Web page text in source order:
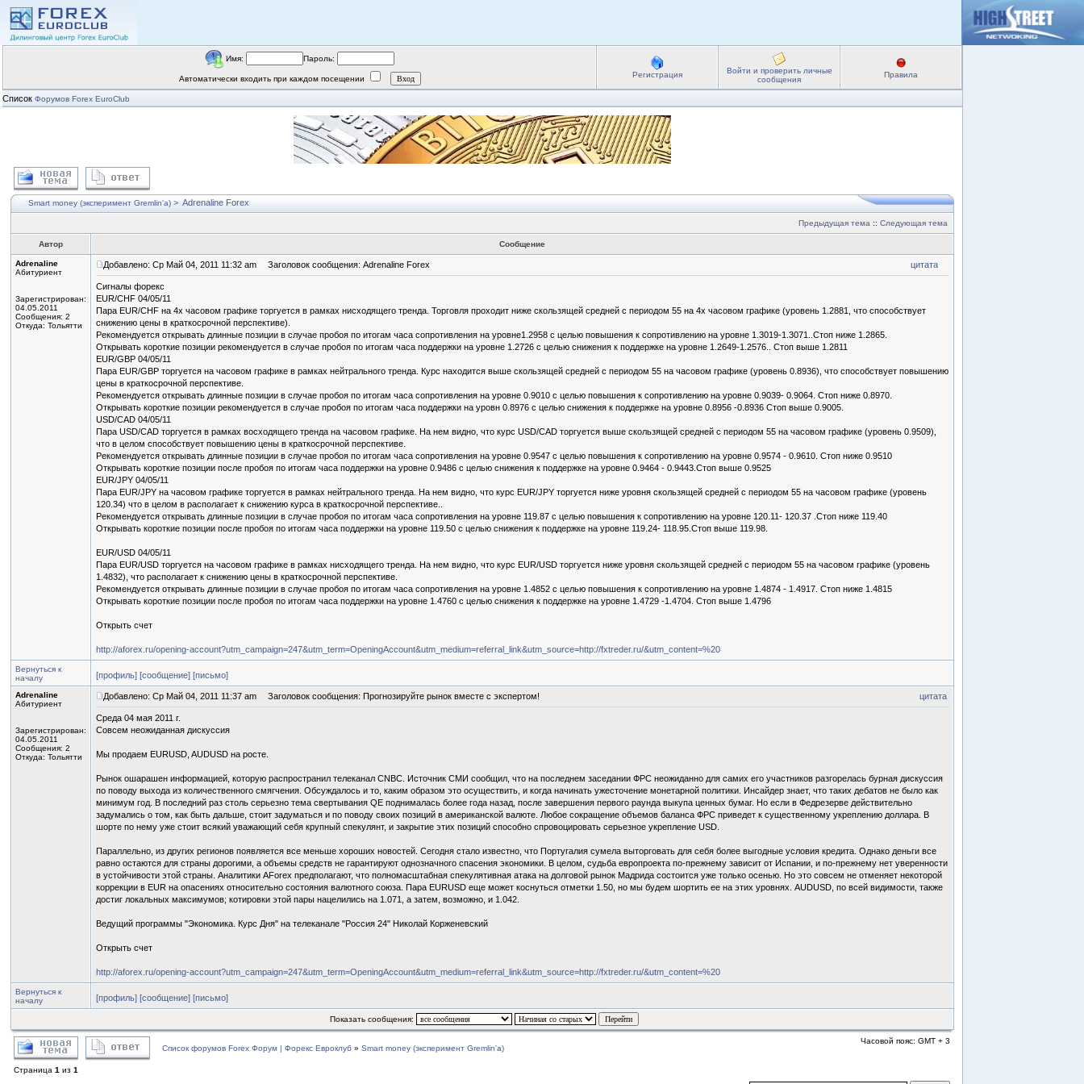
Имя: Пароль:
Автоматически входить при каждом посещении Регистрация
Войти и проверить личные
сообщения
Правила
Список Форумов Forex EuroClub
Smart money (эксперимент Gremlin'a) > Adrenaline Forex
Предыдущая тема :: Следующая тема
Автор Сообщение
Adrenaline
Абитуриент
Зарегистрирован:
04.05.2011
Сообщения: 2
Откуда: Тольятти
Добавлено: Ср Май 04, 2011 11:32 am Заголовок сообщения: Adrenaline Forex цитата
Сигналы форекс
EUR/CHF 04/05/11
Пара EUR/СHF на 4х часовом графике торгуется в рамках нисходящего тренда. Торговля проходит ниже скользящей средней с периодом 55 на 4х часовом графике (уровень 1.2881, что способствует
снижению цены в краткосрочной перспективе).
Рекомендуется открывать длинные позиции в случае пробоя по итогам часа сопротивления на уровне1.2958 с целью повышения к сопротивлению на уровне 1.3019-1.3071..Стоп ниже 1.2865.
Открывать короткие позиции рекомендуется в случае пробоя по итогам часа поддержки на уровне 1.2726 с целью снижения к поддержке на уровне 1.2649-1.2576.. Стоп выше 1.2811
EUR/GBP 04/05/11
Пара EUR/GBP торгуется на часовом графике в рамках нейтрального тренда. Курс находится выше скользящей средней с периодом 55 на часовом графике (уровень 0.8936), что способствует повышению
цены в краткосрочной перспективе.
Рекомендуется открывать длинные позиции в случае пробоя по итогам часа сопротивления на уровне 0.9010 с целью повышения к сопротивлению на уровне 0.9039- 0.9064. Стоп ниже 0.8970.
Открывать короткие позиции рекомендуется в случае пробоя по итогам часа поддержки на уровн 0.8976 с целью снижения к поддержке на уровне 0.8956 -0.8936 Стоп выше 0.9005.
USD/CAD 04/05/11
Пара USD/CAD торгуется в рамках восходящего тренда на часовом графике. На нем видно, что курс USD/CAD торгуется выше скользящей средней с периодом 55 на часовом графике (уровень 0.9509),
что в целом способствует повышению цены в краткосрочной перспективе.
Рекомендуется открывать длинные позиции в случае пробоя по итогам часа сопротивления на уровне 0.9547 с целью повышения к сопротивлению на уровне 0.9574 - 0.9610. Стоп ниже 0.9510
Открывать короткие позиции после пробоя по итогам часа поддержки на уровне 0.9486 с целью снижения к поддержке на уровне 0.9464 - 0.9443.Стоп выше 0.9525
EUR/JPY 04/05/11
Пара EUR/JPY на часовом графике торгуется в рамках нейтрального тренда. На нем видно, что курс EUR/JPY торгуется ниже уровня скользящей средней с периодом 55 на часовом графике (уровень
120.34) что в целом в располагает к снижению курса в краткосрочной перспективе..
Рекомендуется открывать длинные позиции в случае пробоя по итогам часа сопротивления на уровне 119.87 с целью повышения к сопротивлению на уровне 120.11- 120.37 .Стоп ниже 119.40
Открывать короткие позиции после пробоя по итогам часа поддержки на уровне 119.50 с целью снижения к поддержке на уровне 119.24- 118.95.Стоп выше 119.98.
EUR/USD 04/05/11
Пара EUR/USD торгуется на часовом графике в рамках нисходящего тренда. На нем видно, что курс EUR/USD торгуется ниже уровня скользящей средней с периодом 55 на часовом графике (уровень
1.4832), что располагает к снижению цены в краткосрочной перспективе.
Рекомендуется открывать длинные позиции в случае пробоя по итогам часа сопротивления на уровне 1.4852 с целью повышения к сопротивлению на уровне 1.4874 - 1.4917. Стоп ниже 1.4815
Открывать короткие позиции после пробоя по итогам часа поддержки на уровне 1.4760 с целью снижения к поддержке на уровне 1.4729 -1.4704. Стоп выше 1.4796
Открыть счет
http://aforex.ru/opening-account?utm_campaign=247&utm_term=OpeningAccount&utm_medium=referral_link&utm_source=http://fxtreder.ru/&utm_content=%20
Вернуться к
началу
[профиль] [сообщение] [письмо]
Adrenaline
Абитуриент
Зарегистрирован:
04.05.2011
Сообщения: 2
Откуда: Тольятти
Добавлено: Ср Май 04, 2011 11:37 am Заголовок сообщения: Прогнозируйте рынок вместе с экспертом! цитата
Среда 04 мая 2011 г.
Совсем неожиданная дискуссия
Мы продаем EURUSD, AUDUSD на росте.
Рынок ошарашен информацией, которую распространил телеканал CNBC. Источник СМИ сообщил, что на последнем заседании ФРС неожиданно для самих его участников разгорелась бурная дискуссия
по поводу выхода из количественного смягчения. Обсуждалось и то, каким образом это осуществить, и когда начинать ужесточение монетарной политики. Инсайдер знает, что таких дебатов не было как
минимум год. В последний раз столь серьезно тема свертывания QE поднималась более года назад, после завершения первого раунда выкупа ценных бумаг. Но если в Федрезерве действительно
задумались о том, как быть дальше, стоит задуматься и по поводу своих позиций в американской валюте. Любое сокращение объемов баланса ФРС приведет к существенному укреплению доллара. В
шорте по нему уже стоит всякий уважающий себя крупный спекулянт, и закрытие этих позиций способно спровоцировать серьезное укрепление USD.
Параллельно, из других регионов появляется все меньше хороших новостей. Сегодня стало известно, что Португалия сумела выторговать для себя более выгодные условия кредита. Однако деньги все
равно остаются для страны дорогими, а объемы средств не гарантируют однозначного спасения экономики. В целом, судьба европроекта по-прежнему зависит от Испании, и по-прежнему нет уверенности
в устойчивости этой страны. Аналитики AForex предполагают, что полномасштабная спекулятивная атака на долговой рынок Мадрида состоится уже только осенью. Но это совсем не отменяет некоторой
коррекции в EUR на опасениях относительно состояния валютного союза. Пара EURUSD еще может коснуться отметки 1.50, но мы будем шортить ее на этих уровнях. AUDUSD, по всей видимости, также
достиг локальных максимумов; котировки этой пары нацелились на 1.071, а затем, возможно, и 1.042.
Ведущий программы "Экономика. Курс Дня" на телеканале "Россия 24" Николай Корженевский
Открыть счет
http://aforex.ru/opening-account?utm_campaign=247&utm_term=OpeningAccount&utm_medium=referral_link&utm_source=http://fxtreder.ru/&utm_content=%20
Вернуться к
началу
[профиль] [сообщение] [письмо]
Показать сообщения:
Список форумов Forex Форум | Форекс Евроклуб » Smart money (эксперимент Gremlin'a)
Часовой пояс: GMT + 3
Страница 1 из 1